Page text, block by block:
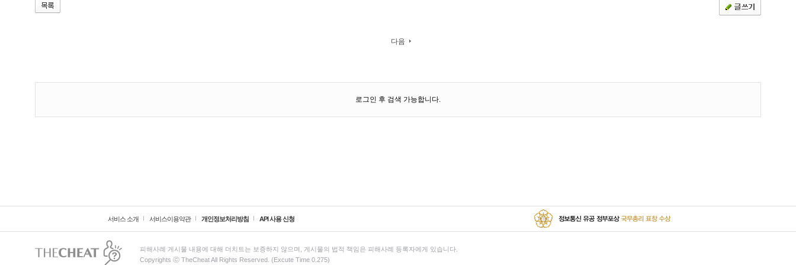
다음
로그인 후 검색 가능합니다.
서비스 소개 서비스이용약관 개인정보처리방침 API 사용 신청
피해사례 게시물 내용에 대해 더치트는 보증하지 않으며, 게시물의 법적 책임은 피해사례 등록자에게 있습니다.
Copyrights ⓒ TheCheat All Rights Reserved. (Excute Time 0.275)